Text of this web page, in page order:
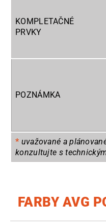
KOMPLETAČNÉ
PRVKY
POZNÁMKA
* uvažované a
konzultujte s
FARBY AVG